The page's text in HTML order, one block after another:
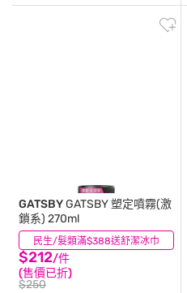
民生/髮類滿$388送舒潔冰巾
GATSBYGATSBY 塑定噴霧(激
鎖系) 270ml
$212/件
(售價已折)
$250
(2)